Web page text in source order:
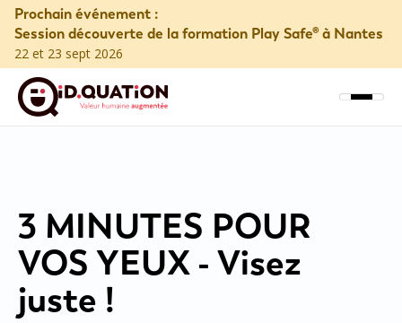
Prochain événement :
Session découverte de la formation Play Safe® à Nantes
22 et 23 sept 2026
3 MINUTES POUR
VOS YEUX - Visez
juste !